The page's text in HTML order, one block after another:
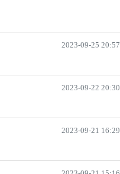
2023-09-25 20:57
2023-09-22 20:30
2023-09-21 16:29